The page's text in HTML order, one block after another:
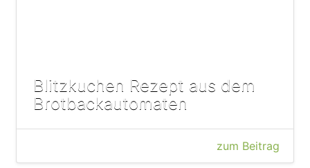
Blitzkuchen Rezept aus dem
Brotbackautomaten
zum Beitrag